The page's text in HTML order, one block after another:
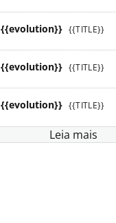
{{evolution}} {{TITLE}}
{{evolution}} {{TITLE}}
{{evolution}} {{TITLE}}
Leia mais